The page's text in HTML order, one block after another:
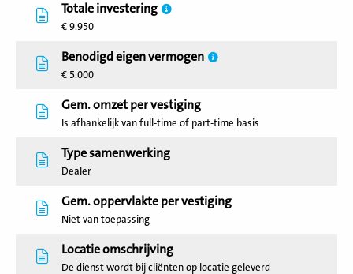
Totale investering
€ 9.950
Benodigd eigen vermogen
€ 5.000
Gem. omzet per vestiging
Is afhankelijk van full-time of part-time basis
Type samenwerking
Dealer
Gem. oppervlakte per vestiging
Niet van toepassing
Locatie omschrijving
De dienst wordt bij cliënten op locatie geleverd